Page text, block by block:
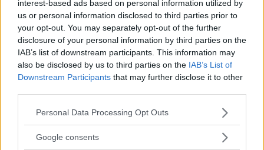
interest-based ads based on personal information utilized by
us or personal information disclosed to third parties prior to
your opt-out. You may separately opt-out of the further
disclosure of your personal information by third parties on the
IAB’s list of downstream participants. This information may
also be disclosed by us to third parties on the IAB’s List of
Downstream Participants that may further disclose it to other
Please note that this website/app uses one or more Google
not limited to your visit or usage behaviour. You may click to
Personal Data Processing Opt Outs
Google consents